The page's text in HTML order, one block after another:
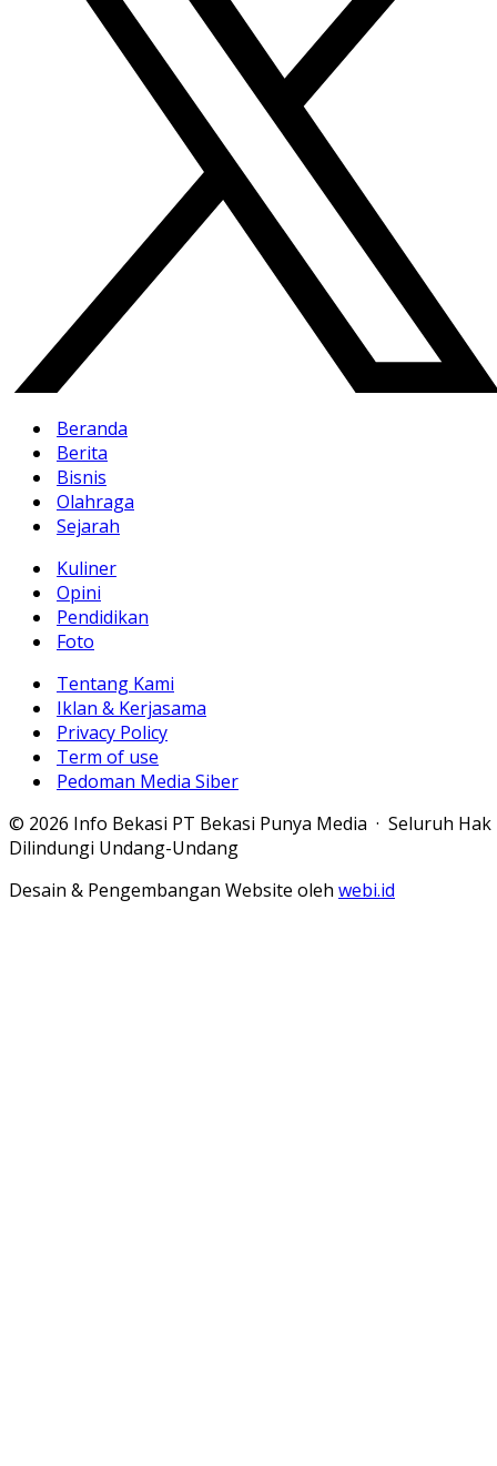
Beranda
Berita
Bisnis
Olahraga
Sejarah
Kuliner
Opini
Pendidikan
Foto
Tentang Kami
Iklan & Kerjasama
Privacy Policy
Term of use
Pedoman Media Siber
© 2026 Info Bekasi PT Bekasi Punya Media · Seluruh Hak
Dilindungi Undang-Undang
Desain & Pengembangan Website oleh webi.id